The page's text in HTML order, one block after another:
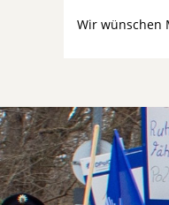
Wir wünschen